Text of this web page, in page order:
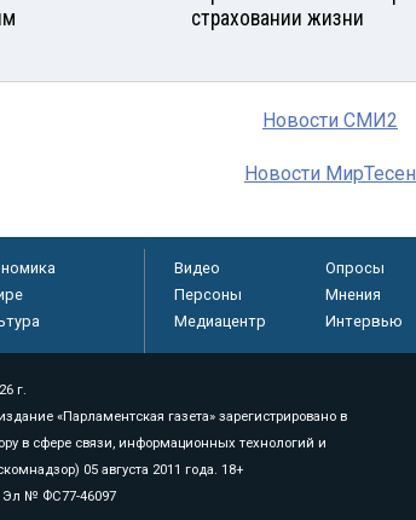
страховании жизни
Новости СМИ2
Новости МирТесен
Видео Опросы
Персоны
Мнения
Медиацентр
Интервью
г.
«Парламентская газета» зарегистрировано в
в сфере связи, информационных технологий и
05 августа 2011 года. 18+
Эл № ФС77-46097